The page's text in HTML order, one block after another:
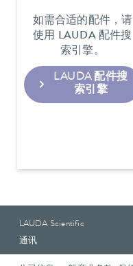
如需合适的配件，请
使用 LAUDA 配件搜
索引擎。
LAUDA 配件搜
索引擎
LAUDA Scientific
通讯